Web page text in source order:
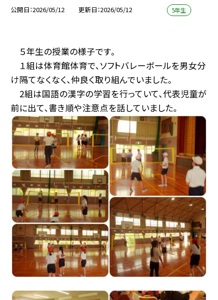
公開日 2026/05/12 更新日 2026/05/12 5年生
５年生の授業の様子です。
１組は体育館体育で、ソフトバレーボールを男女分
け隔てなくなく、仲良く取り組んでいました。
2組は国語の漢字の学習を行っていて、代表児童が
前に出て、書き順や注意点を話していました。